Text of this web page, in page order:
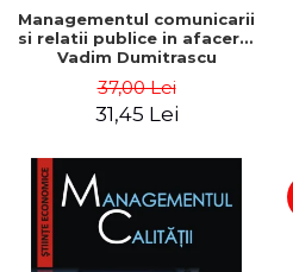
ÎN CURS DE APARIȚIE
NOUTĂȚI
PACHETE DE STUDIU
PROMOȚIILE LUNII
ULTIMELE EXEMPLARE
Managementul comunicarii
si relatii publice in afaceri -
Vadim Dumitrascu
37,00 Lei
31,45 Lei